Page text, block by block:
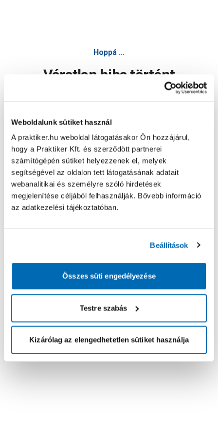
Weboldalunk sütiket használ
A praktiker.hu weboldal látogatásakor Ön hozzájárul,
hogy a Praktiker Kft. és szerződött partnerei
számítógépén sütiket helyezzenek el, melyek
segítségével az oldalon tett látogatásának adatait
webanalitikai és személyre szóló hirdetések
megjelenítése céljából felhasználják. Bővebb információ
az adatkezelési tájékoztatóban.
Beállítások
Összes süti engedélyezése
Testre szabás
Kizárólag az elengedhetetlen sütiket használja
Hoppá ...
Váratlan hiba történt
Oldal újratöltése